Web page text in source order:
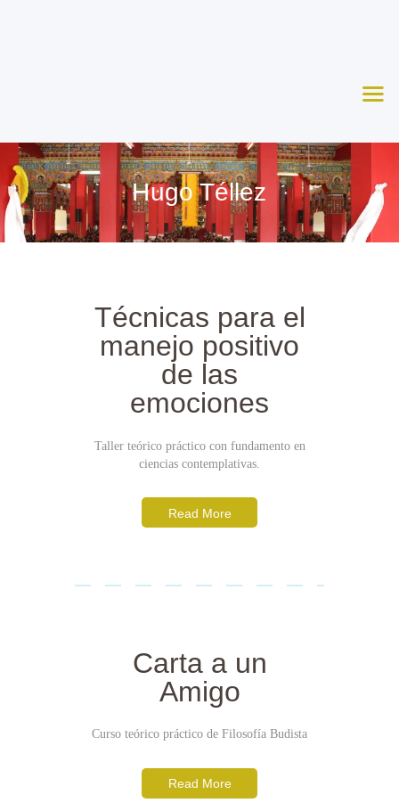
Hugo Téllez
Agenda
Apoya
Contacto
Técnicas para el
manejo positivo
de las
emociones
Taller teórico práctico con fundamento en
ciencias contemplativas.
Read More
Carta a un
Amigo
Curso teórico práctico de Filosofía Budista
Read More